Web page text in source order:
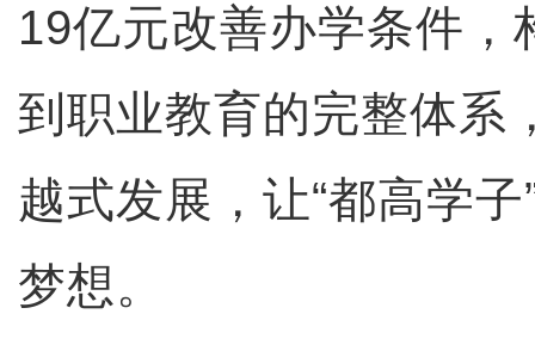
19亿元改善办学条件，
到职业教育的完整体系
越式发展，让“都高学子
梦想。